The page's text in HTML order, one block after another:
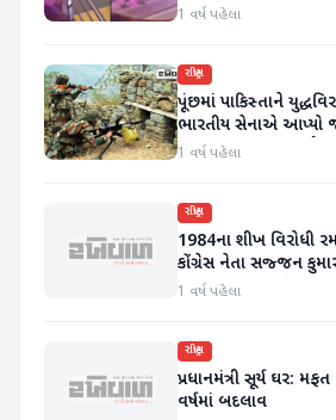
1 વર્ષ પહેલા
રાષ્ટ્રીય
પૂંછમાં પાકિસ્તાને
ભારતીય સેનાએ આપ્યો
સંખ્યામાં પાકિસ્તાની
1 વર્ષ પહેલા
રાષ્ટ્રીય
1984ના શીખ વિરોધી
કોંગ્રેસ નેતા સજ્જન
એવન્યુ કોર્ટે દોષી ઠેરવ્યા
1 વર્ષ પહેલા
રાષ્ટ્રીય
પ્રધાનમંત્રી સૂર્ય ઘર:
વર્ષમાં બદલાવ